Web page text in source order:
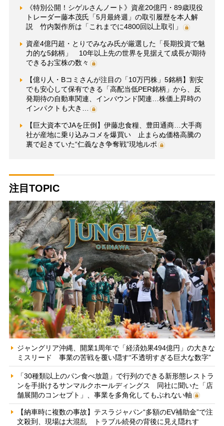
《特別公開！シゲルさんノート》資産20億円・89歳現役
トレーダー藤本茂氏「5月最終週」の取引履歴を本人解
説 竹内製作所は「これまでに4800回以上取引」
資産4億円超・とりでみなみ氏が厳選した「長期投資で魅
力的な5銘柄」 10年以上先の世界を見据えて成長が期待
できるお宝株の数々
【億り人・Bコミさんが注目の「10万円株」5銘柄】割安
でも安心して保有できる「高配当低PER銘柄」から、反
発期待の自動車関連、インバウンド関連…株価上昇時の
インパクトも大き…
【巨大資本でJAを圧倒】伊藤忠食糧、豊田通商…大手商
社が産地に乗り込みコメを爆買い 止まらぬ価格高騰の
裏で起きていた“仁義なき争奪戦”現地ルポ
注目TOPIC
ジャングリア沖縄、開業1周年で「経済効果494億円」の大きな
ミスリード 事業の苦戦を覆い隠す“不透明すぎる巨大な数字”
「30種類以上のパン食べ放題」で行列のできる新形態レストラ
ンを手掛けるサンマルクホールディングス 同社に聞いた「店
舗展開のコンセプト」、事業を多角化してもぶれない軸
【納車時に複数の事故】テスラジャパン“多額のEV補助金”で注
文殺到、現場は大混乱 トラブル続発の背後に見え隠れす